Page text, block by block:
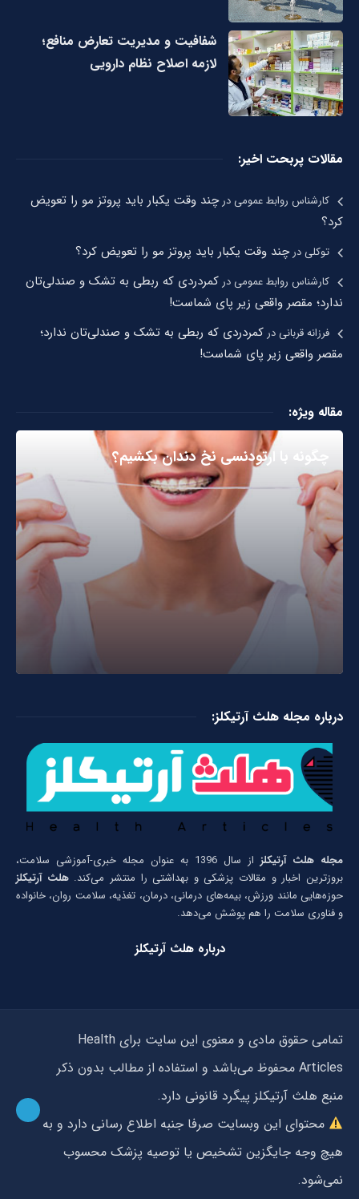
شفافیت و مدیریت تعارض منافع؛
لازمه اصلاح نظام دارویی
مقالات پربحت اخیر:
کارشناس روابط عمومیدرچند وقت یکبار باید پروتز مو را تعویض
کرد؟
توکلیدرچند وقت یکبار باید پروتز مو را تعویض کرد؟
کارشناس روابط عمومیدر کمردردی که ربطی به تشک و صندلی‌تان
ندارد؛ مقصر واقعی زیر پای شماست!
فرزانه قربانیدر کمردردی که ربطی به تشک و صندلی‌تان ندارد؛
مقصر واقعی زیر پای شماست!
مقاله ویژه:
چگونه با ارتودنسی نخ دندان بکشیم؟
درباره مجله هلث آرتیکلز:
مجله هلث آرتیکلز
از سال 1396 به عنوان مجله خبری-آموزشی سلامت،
بروزترین اخبار و مقالات پزشکی و بهداشتی را منتشر می‌کند.هلث آرتیکلز
حوزه‌هایی مانند ورزش، بیمه‌های درمانی، درمان، تغذیه، سلامت روان، خانواده
و فناوری سلامت را هم پوشش می‌دهد.
درباره هلث آرتیکلز
تمامی حقوق مادی و معنوی این سایت برای Health
Articles محفوظ می‌باشد و استفاده از مطالب بدون ذکر
منبع هلث آرتیکلز پیگرد قانونی دارد.
محتوای این وبسایت صرفا جنبه اطلاع رسانی دارد و به
هیچ وجه جایگزین تشخیص یا توصیه پزشک محسوب
نمی‌شود.